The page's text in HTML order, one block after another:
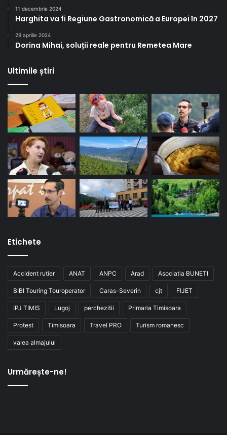
11 decembrie 2024
Harghita va fi Regiune Gastronomică a Europei în 2027
29 aprilie 2024
Dorina Mihai, soluții reale pentru Remetea Mare
Ultimile știri
Etichete
Accident rutier ANAT ANPC Arad Asociatia BUNETI
BIBI Touring Touroperator Caras-Severin cjt FIJET
IPJ TIMIS Lugoj perchezitii Primaria Timisoara
Protest Timisoara Travel PRO Turism romanesc
valea almajului
Urmărește-ne!